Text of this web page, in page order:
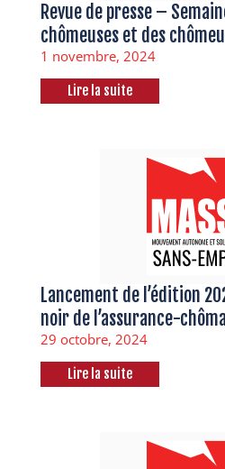
Revue de presse –
chômeuses et des
1 novembre, 2024
Lire la suite
Lancement de l’édition
noir de l’assurance-
29 octobre, 2024
Lire la suite